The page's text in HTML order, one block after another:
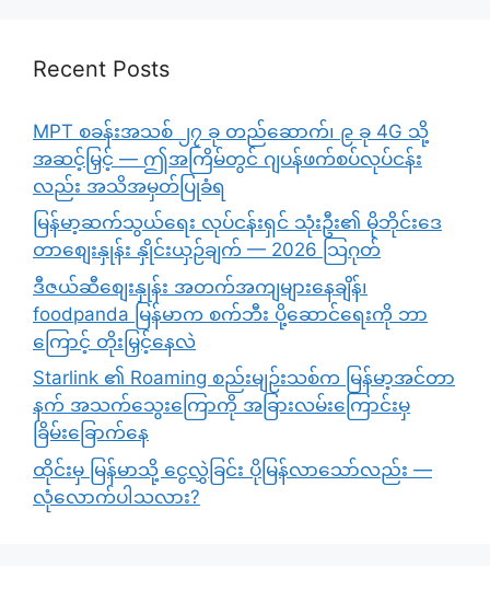
Recent Posts
MPT စခန်းအသစ် ၂၇ ခု တည်ဆောက်၊ ၉ ခု 4G သို့
အဆင့်မြှင့် — ဤအကြိမ်တွင် ဂျပန်ဖက်စပ်လုပ်ငန်း
လည်း အသိအမှတ်ပြုခံရ
မြန်မာ့ဆက်သွယ်ရေး လုပ်ငန်းရှင် သုံးဦး၏ မိုဘိုင်းဒေ
တာစျေးနှုန်း နှိုင်းယှဉ်ချက် — 2026 သြဂုတ်
ဒီဇယ်ဆီစျေးနှုန်း အတက်အကျများနေချိန်၊
foodpanda မြန်မာက စက်ဘီး ပို့ဆောင်ရေးကို ဘာ
ကြောင့် တိုးမြှင့်နေလဲ
Starlink ၏ Roaming စည်းမျဉ်းသစ်က မြန်မာ့အင်တာ
နက် အသက်သွေးကြောကို အခြားလမ်းကြောင်းမှ
ခြိမ်းခြောက်နေ
ထိုင်းမှ မြန်မာသို့ ငွေလွှဲခြင်း ပိုမြန်လာသော်လည်း —
လုံလောက်ပါသလား?